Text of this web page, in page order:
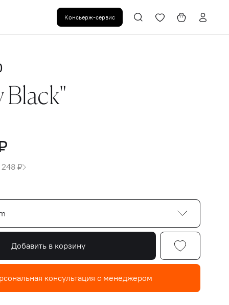
Консьерж-сервис
248 ₽
Добавить в корзину
консультация с менеджером